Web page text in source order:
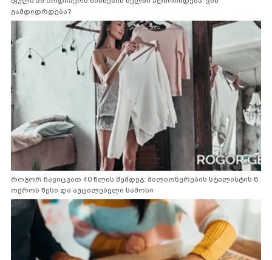
გამდიდრდება?
როგორ ჩავიცვათ 40 წლის შემდეგ: მილიონერების სტილისტის 8
ოქროს წესი და აუცილებელი სამოსი